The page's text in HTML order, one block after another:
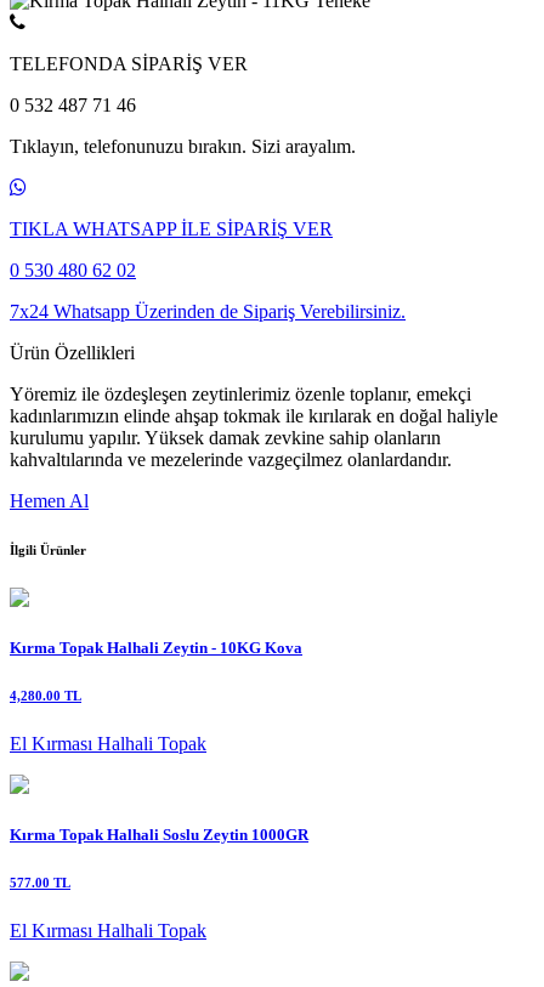
TELEFONDA SİPARİŞ VER
0 532 487 71 46
Tıklayın, telefonunuzu bırakın. Sizi arayalım.
TIKLA WHATSAPP İLE SİPARİŞ VER
0 530 480 62 02
7x24 Whatsapp Üzerinden de Sipariş Verebilirsiniz.
Ürün Özellikleri
Yöremiz ile özdeşleşen zeytinlerimiz özenle toplanır, emekçi
kadınlarımızın elinde ahşap tokmak ile kırılarak en doğal haliyle
kurulumu yapılır. Yüksek damak zevkine sahip olanların
kahvaltılarında ve mezelerinde vazgeçilmez olanlardandır.
Hemen Al
İlgili Ürünler
Kırma Topak Halhali Zeytin - 10KG Kova
4,280.00 TL
El Kırması Halhali Topak
Kırma Topak Halhali Soslu Zeytin 1000GR
577.00 TL
El Kırması Halhali Topak